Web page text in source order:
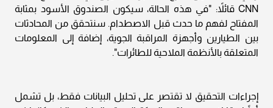
CNN قائلاً: "في هذه الحالة، سيكون الصندوق الأسود بمثابة
المفتاح لفهم ما حدث قبل الاصطدام. سنتحقق من المحادثات
بين الطيارين وأجهزة المراقبة الجوية، إضافة إلى المعلومات
المتعلقة بالأنظمة الملاحية للطائرات".
إجراءات التحقيق لا تقتصر على تحليل البيانات فقط، بل تشمل